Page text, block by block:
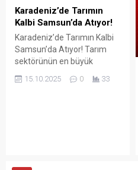
İbrahim Memiş yaptığı
konuşmada,’’ Açılış ile ilgili...
Karadeniz’de Tarımın
Kalbi Samsun’da Atıyor!
Karadeniz’de Tarımın Kalbi
Samsun’da Atıyor! Tarım
sektörünün en büyük
Hayvancılık ve Teknolojileri
gübre, sulama sistemleri,
15.10.2025 0 33